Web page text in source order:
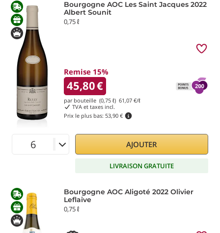
Bourgogne AOC Les Saint Jacques 2022
Albert Sounit
0,75 ℓ
Remise 15%
45,80€
par bouteille (0,75 ℓ) 61,07 €/ℓ
TVA et taxes incl.
Prix le plus bas: 53,90 €
AJOUTER
LIVRAISON GRATUITE
Bourgogne AOC Aligoté 2022 Olivier
Leflaive
0,75 ℓ